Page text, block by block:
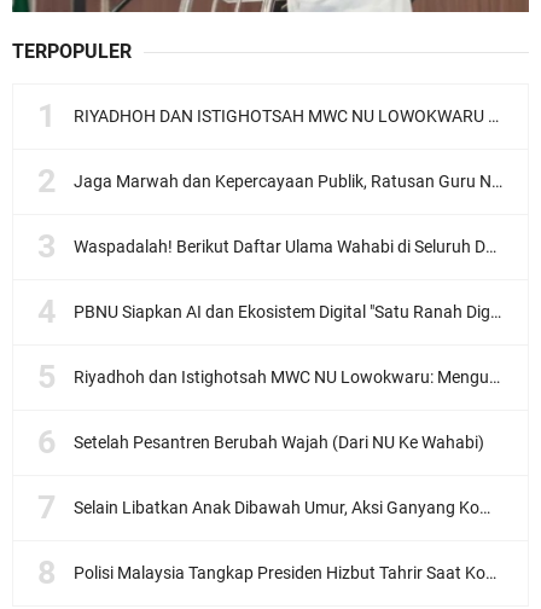
TERPOPULER
RIYADHOH DAN ISTIGHOTSAH MWC NU LOWOKWARU Menyambut Muktamar NU ke-35, Meneguhkan Sanad Laku Para Muassis
Jaga Marwah dan Kepercayaan Publik, Ratusan Guru Ngaji Kota Malang Serukan Deklarasi Ramah Anak
Waspadalah! Berikut Daftar Ulama Wahabi di Seluruh Dunia dan Karya-karyanya
PBNU Siapkan AI dan Ekosistem Digital "Satu Ranah Digital untuk Ulama", Siap Diluncurkan dalam Waktu Dekat!
Riyadhoh dan Istighotsah MWC NU Lowokwaru: Menguatkan Doa, Menjalin Ukhuwah Menyambut Muktamar NU ke-35
Setelah Pesantren Berubah Wajah (Dari NU Ke Wahabi)
Selain Libatkan Anak Dibawah Umur, Aksi Ganyang Komunis Jadi Sorotan Karena Ada Narasi Halal Sembelih Orang
Polisi Malaysia Tangkap Presiden Hizbut Tahrir Saat Konferensi Pers